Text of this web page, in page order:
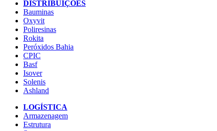
DISTRIBUÍÇÕES
Bauminas
Oxyvit
Poliresinas
Rokita
Peróxidos Bahia
CPIC
Basf
Isover
Solenis
Ashland
LOGÍSTICA
Armazenagem
Estrutura